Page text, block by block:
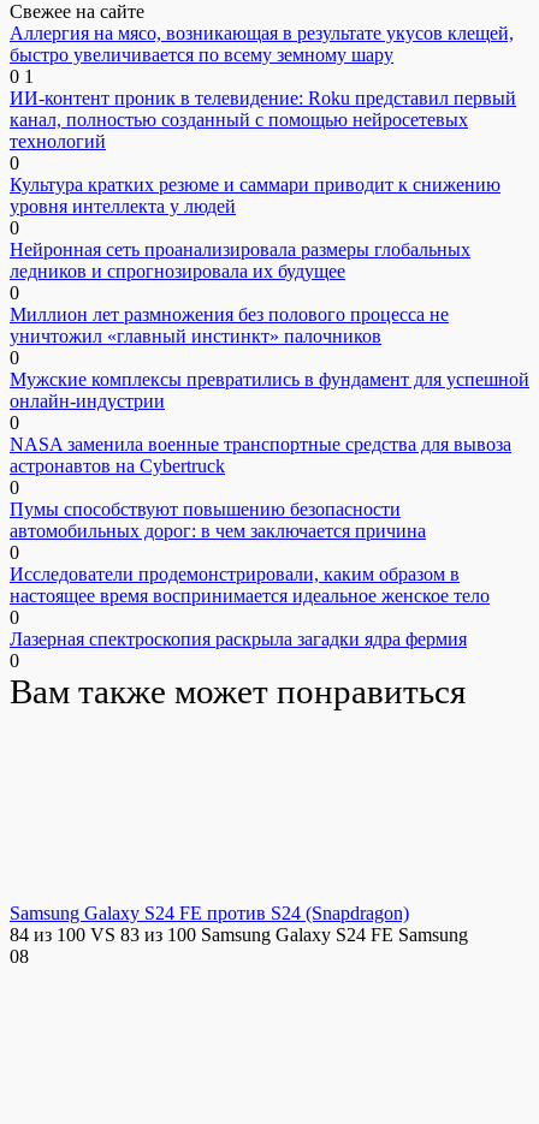
Свежее на сайте
Аллергия на мясо, возникающая в результате укусов клещей,
быстро увеличивается по всему земному шару
0 1
ИИ-контент проник в телевидение: Roku представил первый
канал, полностью созданный с помощью нейросетевых
технологий
0
Культура кратких резюме и саммари приводит к снижению
уровня интеллекта у людей
0
Нейронная сеть проанализировала размеры глобальных
ледников и спрогнозировала их будущее
0
Миллион лет размножения без полового процесса не
уничтожил «главный инстинкт» палочников
0
Мужские комплексы превратились в фундамент для успешной
онлайн-индустрии
0
NASA заменила военные транспортные средства для вывоза
астронавтов на Cybertruck
0
Пумы способствуют повышению безопасности
автомобильных дорог: в чем заключается причина
0
Исследователи продемонстрировали, каким образом в
настоящее время воспринимается идеальное женское тело
0
Лазерная спектроскопия раскрыла загадки ядра фермия
0
Вам также может понравиться
Samsung Galaxy S24 FE против S24 (Snapdragon)
84 из 100 VS 83 из 100 Samsung Galaxy S24 FE Samsung
08